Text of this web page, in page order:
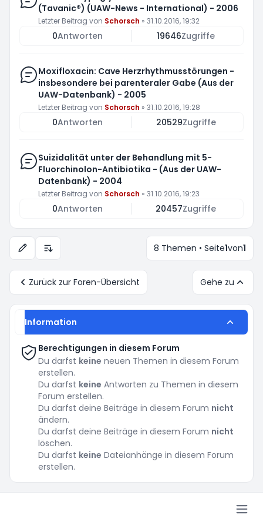
(Tavanic®) (UAW-News - International) - 2006
Letzter Beitrag von Schorsch » 31.10.2016, 19:32
0Antworten 19646Zugriffe
Moxifloxacin: Cave Herzrhythmusstörungen -
insbesondere bei parenteraler Gabe (Aus der
UAW-Datenbank) - 2005
Letzter Beitrag von Schorsch » 31.10.2016, 19:28
0Antworten 20529Zugriffe
Suizidalität unter der Behandlung mit 5-
Fluorchinolon-Antibiotika - (Aus der UAW-
Datenbank) - 2004
Letzter Beitrag von Schorsch » 31.10.2016, 19:23
0Antworten 20457Zugriffe
Anzeige- und Sortierungs-Einstellungen
8 Themen • Seite1von1
Zurück zur Foren-Übersicht Gehe zu
Information
Berechtigungen in diesem Forum
Du darfst keine neuen Themen in diesem Forum
erstellen.
Du darfst keine Antworten zu Themen in diesem
Forum erstellen.
Du darfst deine Beiträge in diesem Forum nicht
ändern.
Du darfst deine Beiträge in diesem Forum nicht
löschen.
Du darfst keine Dateianhänge in diesem Forum
erstellen.